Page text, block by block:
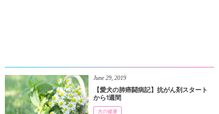
June 29 ,2019
【愛犬の肺癌闘病記】抗がん剤スタート
から1週間
犬の健康